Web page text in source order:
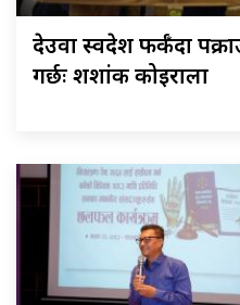
देउवा स्वदेश फर्कँदा
गर्छः शशांक कोइराला